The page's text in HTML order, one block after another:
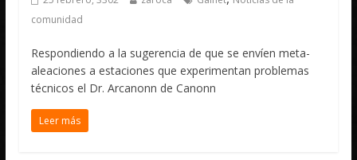
comunidad
Respondiendo a la sugerencia de que se envíen meta-
aleaciones a estaciones que experimentan problemas
técnicos el Dr. Arcanonn de Canonn
Leer más